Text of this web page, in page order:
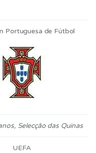
Portuguesa de Fútbol
Selecção das Quinas
UEFA